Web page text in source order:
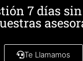
7 días
Te Llamamos